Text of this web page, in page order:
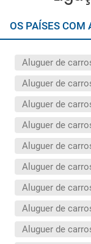
OS PAÍSES COM
Aluguer de
Aluguer de
Aluguer de
Aluguer de
Aluguer de
Aluguer de
Aluguer de
Aluguer de
Aluguer de